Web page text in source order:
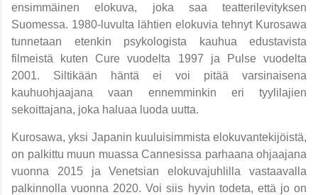
ensimmäinen elokuva, joka saa teatterilevityksen
Suomessa. 1980-luvulta lähtien elokuvia tehnyt Kurosawa
tunnetaan etenkin psykologista kauhua edustavista
filmeistä kuten Cure vuodelta 1997 ja Pulse vuodelta
2001. Siltikään häntä ei voi pitää varsinaisena
kauhuohjaajana vaan ennemminkin eri tyylilajien
sekoittajana, joka haluaa luoda uutta.
Kurosawa, yksi Japanin kuuluisimmista elokuvantekijöistä,
on palkittu muun muassa Cannesissa parhaana ohjaajana
vuonna 2015 ja Venetsian elokuvajuhlilla vastaavalla
palkinnolla vuonna 2020. Voi siis hyvin todeta, että jo on